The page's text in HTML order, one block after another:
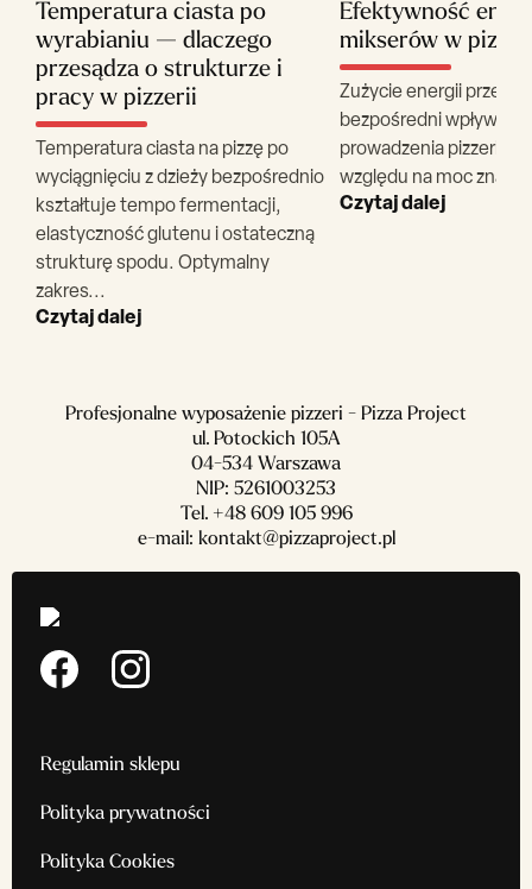
Temperatura ciasta po
wyrabianiu — dlaczego
przesądza o strukturze i
pracy w pizzerii
Temperatura ciasta na pizzę po
wyciągnięciu z dzieży bezpośrednio
kształtuje tempo fermentacji,
elastyczność glutenu i ostateczną
strukturę spodu. Optymalny
zakres...
Czytaj dalej
Efektywność
mikserów w
Zużycie energii przez
bezpośredni wpływ na
prowadzenia pizzerii –
względu na moc
Czytaj dalej
Profesjonalne wyposażenie pizzeri - Pizza Project
ul. Potockich 105A
04-534 Warszawa
NIP: 5261003253
Tel. +48 609 105 996
e-mail: kontakt@pizzaproject.pl
Regulamin sklepu
Polityka prywatności
Polityka Cookies